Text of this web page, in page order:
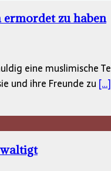
zu haben
eine
und ihre Freunde zu […]